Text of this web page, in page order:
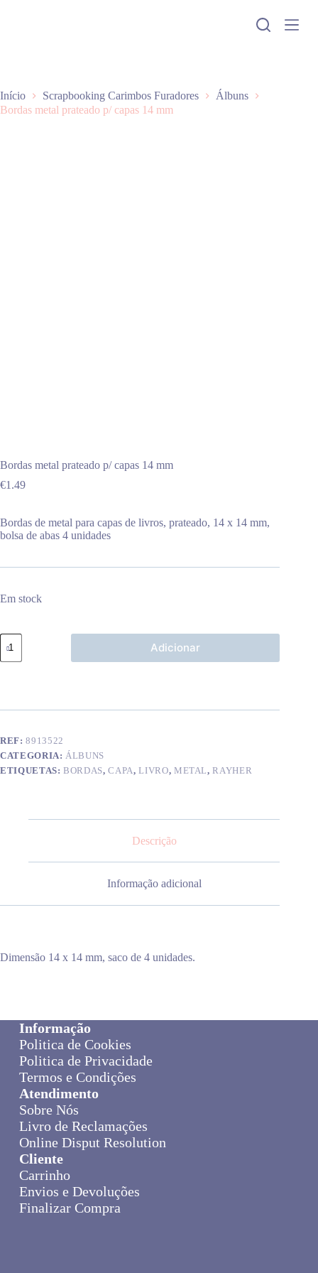
a
r
a
Início Scrapbooking Carimbos Furadores
Álbuns
Bordas metal prateado p/ capas 14 mm
Bordas metal prateado p/ capas 14 mm
€1.49
Bordas de metal para capas de livros, prateado, 14 x 14 mm,
bolsa de abas 4 unidades
Em stock
Quantidade
de
Bordas
capas
mm
Adicionar
REF:8913522
CATEGORIA: ÁLBUNS
ETIQUETAS:BORDAS,CAPA,LIVRO, METAL,RAYHER
Descrição
Informação adicional
Dimensão 14 x 14 mm, saco de 4 unidades.
Informação
Politica de Cookies
Politica de Privacidade
Termos e Condições
Atendimento
Sobre Nós
Livro de Reclamações
Online Disput Resolution
Cliente
Carrinho
Envios e Devoluções
Finalizar Compra